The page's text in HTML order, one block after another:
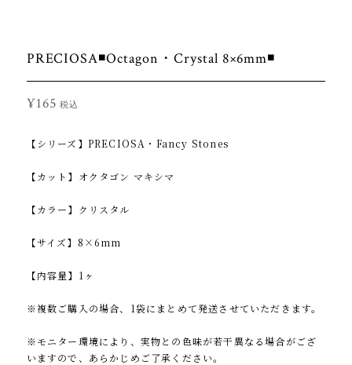
PRECIOSA◾Octagon・Crystal 8×6mm◾
¥165 税込
【シリーズ】PRECIOSA・Fancy Stones
【カット】オクタゴン マキシマ
【カラー】クリスタル
【サイズ】8×6mm
【内容量】1ヶ
※複数ご購入の場合、1袋にまとめて発送させていただきます。
※モニター環境により、実物との色味が若干異なる場合がござ
いますので、あらかじめご了承ください。